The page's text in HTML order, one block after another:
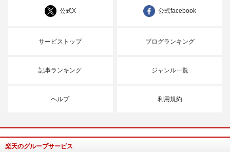
公式X 公式facebook
サービストップ ブログランキング
記事ランキング ジャンル一覧
ヘルプ 利用規約
楽天のグループサービス